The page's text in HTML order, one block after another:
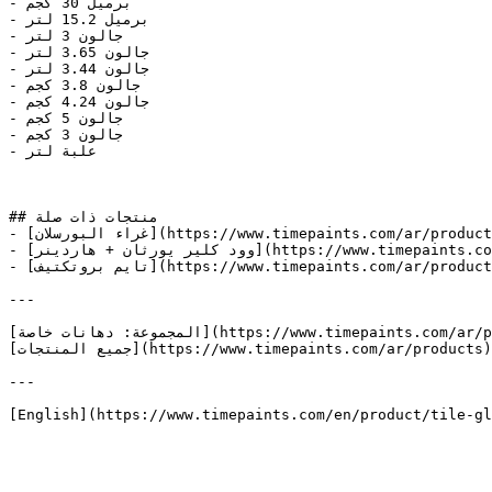
- برميل 15.2 لتر
- جالون 3 لتر
- جالون 3.65 لتر
- جالون 3.44 لتر
- جالون 3.8 كجم
- جالون 4.24 كجم
- جالون 5 كجم
- جالون 3 كجم
- علبة لتر
## منتجات ذات صلة
- [غراء البورسلان](https://www.timepaints.com/ar/product/porcelain-glue)
- [وود كلير يورثان + هاردينر](https://www.timepaints.com/ar/product/wood-clear-urethane-h)
- [تايم بروتكتيف](https://www.timepaints.com/ar/product/time-protective)
---
---
[English](https://www.timepaints.com/en/product/tile-